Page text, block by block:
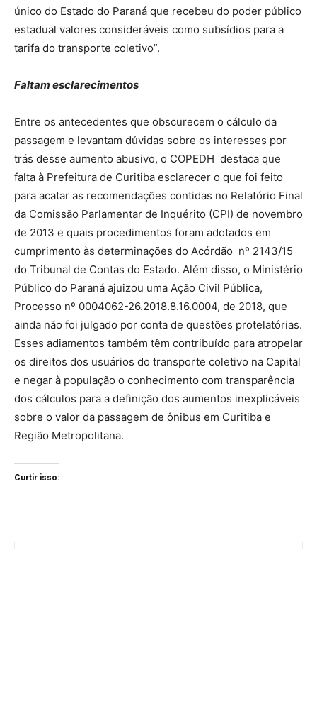
único do Estado do Paraná que recebeu do poder público
estadual valores consideráveis como subsídios para a
tarifa do transporte coletivo”.
Faltam esclarecimentos
Entre os antecedentes que obscurecem o cálculo da
passagem e levantam dúvidas sobre os interesses por
trás desse aumento abusivo, o COPEDH destaca que
falta à Prefeitura de Curitiba esclarecer o que foi feito
para acatar as recomendações contidas no Relatório Final
da Comissão Parlamentar de Inquérito (CPI) de novembro
de 2013 e quais procedimentos foram adotados em
cumprimento às determinações do Acórdão nº 2143/15
do Tribunal de Contas do Estado. Além disso, o Ministério
Público do Paraná ajuizou uma Ação Civil Pública,
Processo nº 0004062-26.2018.8.16.0004, de 2018, que
ainda não foi julgado por conta de questões protelatórias.
Esses adiamentos também têm contribuído para atropelar
os direitos dos usuários do transporte coletivo na Capital
e negar à população o conhecimento com transparência
dos cálculos para a definição dos aumentos inexplicáveis
sobre o valor da passagem de ônibus em Curitiba e
Região Metropolitana.
Curtir isso: